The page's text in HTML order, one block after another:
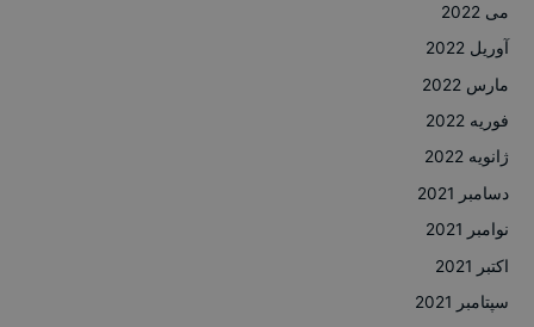
می 2022
آوریل 2022
مارس 2022
فوریه 2022
ژانویه 2022
دسامبر 2021
نوامبر 2021
اکتبر 2021
سپتامبر 2021